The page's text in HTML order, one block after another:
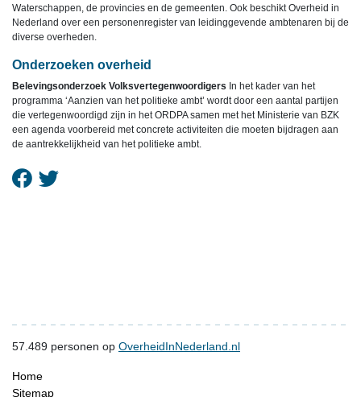
Waterschappen, de provincies en de gemeenten. Ook beschikt Overheid in
Nederland over een personenregister van leidinggevende ambtenaren bij de
diverse overheden.
Onderzoeken overheid
Belevingsonderzoek Volksvertegenwoordigers In het kader van het
programma ‘Aanzien van het politieke ambt’ wordt door een aantal partijen
die vertegenwoordigd zijn in het ORDPA samen met het Ministerie van BZK
een agenda voorbereid met concrete activiteiten die moeten bijdragen aan
de aantrekkelijkheid van het politieke ambt.
57.489 personen op OverheidInNederland.nl
Home
Sitemap